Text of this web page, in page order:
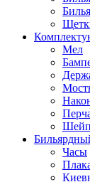
Мел
Часы